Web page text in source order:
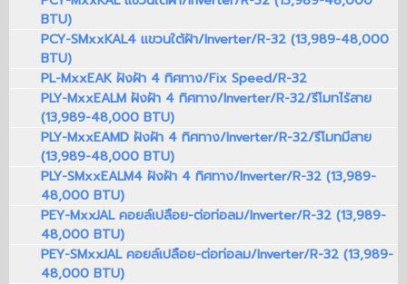
BTU)
PCY-SMxxKAL4 แขวนใต้ฝ้า/Inverter/R-32 (13,989-48,000
BTU)
PL-MxxEAK ฝังฝ้า 4 ทิศทาง/Fix Speed/R-32
PLY-MxxEALM ฝังฝ้า 4 ทิศทาง/Inverter/R-32/รีโมทไร้สาย
(13,989-48,000 BTU)
PLY-MxxEAMD ฝังฝ้า 4 ทิศทาง/Inverter/R-32/รีโมทมีสาย
(13,989-48,000 BTU)
PLY-SMxxEALM4 ฝังฝ้า 4 ทิศทาง/Inverter/R-32 (13,989-
48,000 BTU)
PEY-MxxJAL คอยล์เปลือย-ต่อท่อลม/Inverter/R-32 (13,989-
48,000 BTU)
PEY-SMxxJAL คอยล์เปลือย-ต่อท่อลม/Inverter/R-32 (13,989-
48,000 BTU)